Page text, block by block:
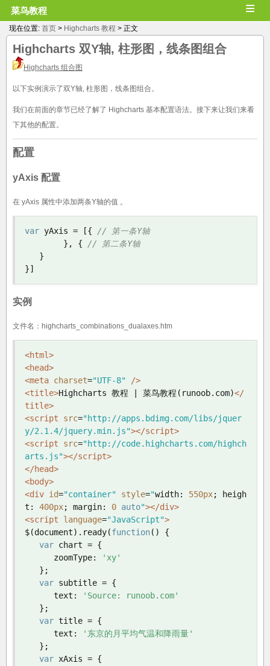
菜鸟教程 ≡
现在位置: 首页 > Highcharts 教程 > 正文
Highcharts 双Y轴, 柱形图，线条图组合
Highcharts 组合图
以下实例演示了双Y轴, 柱形图，线条图组合。
我们在前面的章节已经了解了 Highcharts 基本配置语法。接下来让我们来看
下其他的配置。
配置
yAxis 配置
在 yAxis 属性中添加两条Y轴的值 。
var yAxis = [{
// 第一条Y轴
},
{
// 第二条Y轴
}
}]
实例
文件名：highcharts_combinations_dualaxes.htm
<html>
<head>
<meta charset="UTF-8"
/>
<title>Highcharts 教程 | 菜鸟教程(runoob.com)</
title>
<script
src="http://apps.bdimg.com/libs/jquer
y/2.1.4/jquery.min.js"></script>
<script
src="http://code.highcharts.com/highch
arts.js"></script>
</head>
<body>
<div id="container" style="width: 550px;
heigh
t : 400px; margin: 0 auto"></div>
<script
language="JavaScript">
$(document). ready(function()
{
var chart = {
      zoomType
:
'xy'
};
var subtitle = {
      text
:
'Source: runoob.com'
};
var title = {
      text
:
'东京的月平均气温和降雨量'
};
var xAxis = {